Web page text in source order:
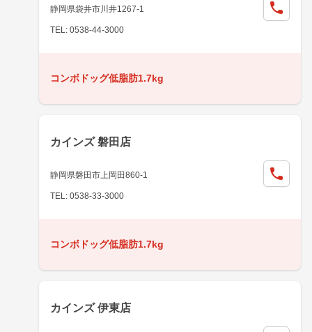
静岡県袋井市川井1267-1
TEL: 0538-44-3000
コンボドッグ低脂肪1.7kg
カインズ 磐田店
静岡県磐田市上岡田860-1
TEL: 0538-33-3000
コンボドッグ低脂肪1.7kg
カインズ 伊東店